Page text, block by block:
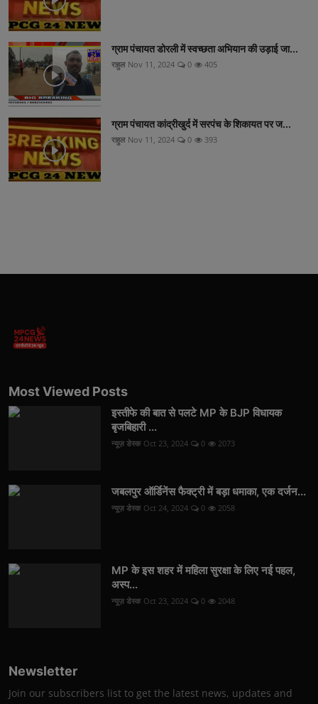
ग्राम पंचायत डोरली में स्वच्छता अभियान की उड़ाई जा...
राहुल Nov 11, 2024 0 405
ग्राम पंचायत कांद्रीखुर्द में सरपंच के शिकायत पर ज...
राहुल Nov 11, 2024 0 393
Most Viewed Posts
इस्तीफे की बात से पलटे MP के BJP विधायक
बृजबिहारी ...
न्यूज़ डेस्क Oct 23, 2024 0 2073
जबलपुर ऑर्डिनेंस फैक्ट्री में बड़ा धमाका, एक दर्जन...
न्यूज़ डेस्क Oct 24, 2024 0 2058
MP के इस शहर में महिला सुरक्षा के लिए नई पहल,
अस्प...
न्यूज़ डेस्क Oct 23, 2024 0 2048
Newsletter
Join our subscribers list to get the latest news, updates and